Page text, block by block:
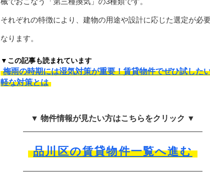
それぞれの特徴により、建物の用途や設計に応じた選定が必
なります。
▼この記事も読まれています
梅雨の時期には湿気対策が重要！賃貸物件でぜひ試した
軽な対策とは
▼ 物件情報が見たい方はこちらをクリック ▼
品川区の賃貸物件一覧へ進む